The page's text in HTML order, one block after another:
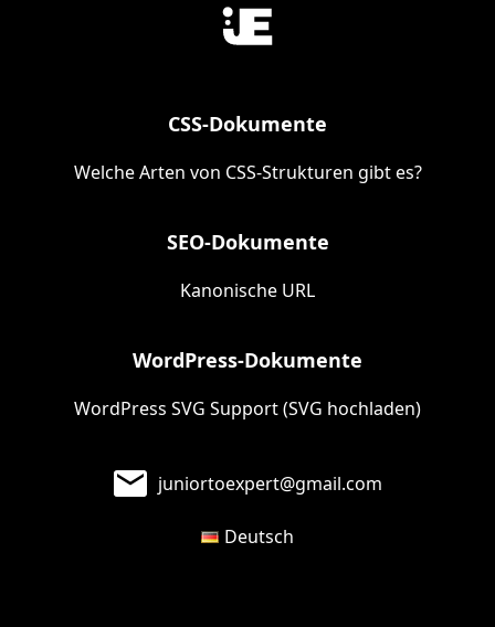
CSS-Dokumente
Welche Arten von CSS-Strukturen gibt es?
SEO-Dokumente
Kanonische URL
WordPress-Dokumente
WordPress SVG Support (SVG hochladen)
juniortoexpert@gmail.com
Deutsch